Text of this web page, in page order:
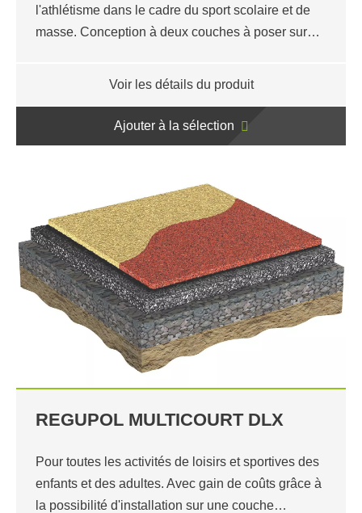
l'athlétisme dans le cadre du sport scolaire et de
masse. Conception à deux couches à poser sur…
Voir les détails du produit
Ajouter à la sélection
REGUPOL MULTICOURT DLX
Pour toutes les activités de loisirs et sportives des
enfants et des adultes. Avec gain de coûts grâce à
la possibilité d'installation sur une couche…